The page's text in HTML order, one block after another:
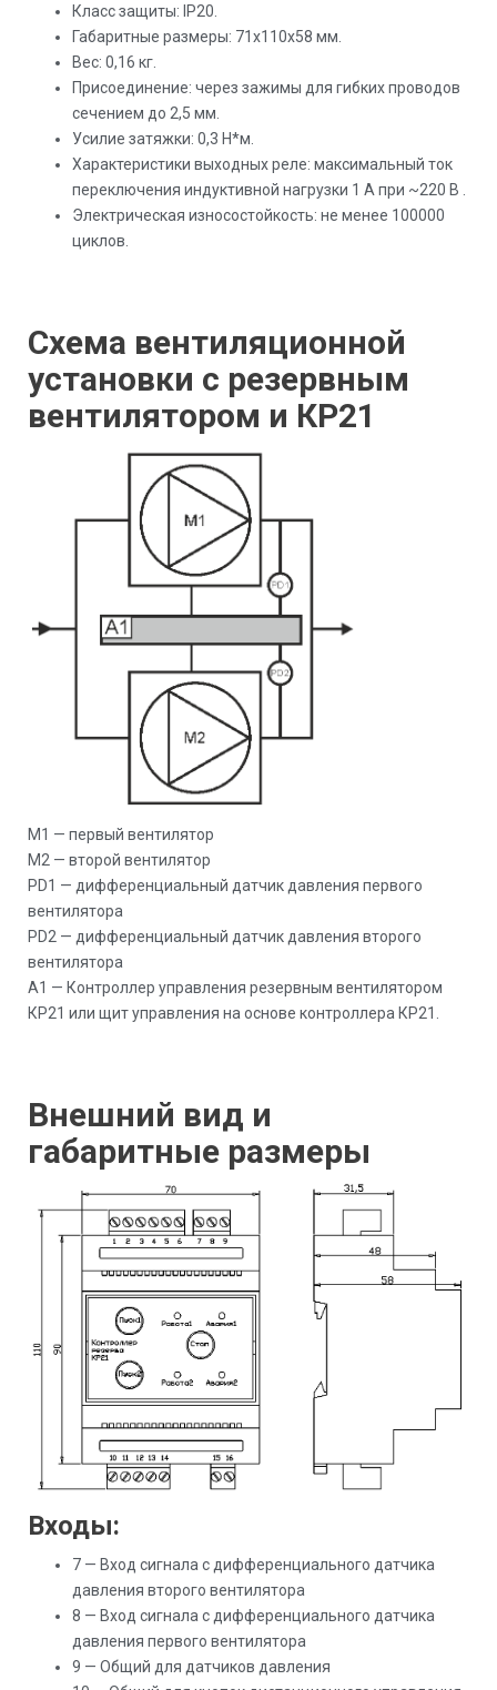
Класс защиты: IP20.
Габаритные размеры: 71x110x58 мм.
Вес: 0,16 кг.
Присоединение: через зажимы для гибких проводов
сечением до 2,5 мм.
Усилие затяжки: 0,3 Н*м.
Характеристики выходных реле: максимальный ток
переключения индуктивной нагрузки 1 А при ~220 В .
Электрическая износостойкость: не менее 100000
циклов.
Схема вентиляционной
установки с резервным
вентилятором и КР21
M1 — первый вентилятор
М2 — второй вентилятор
РD1 — дифференциальный датчик давления первого
вентилятора
РD2 — дифференциальный датчик давления второго
вентилятора
А1 — Контроллер управления резервным вентилятором
КР21 или щит управления на основе контроллера КР21.
Внешний вид и
габаритные размеры
Входы:
7 — Вход сигнала с дифференциального датчика
давления второго вентилятора
8 — Вход сигнала с дифференциального датчика
давления первого вентилятора
9 — Общий для датчиков давления